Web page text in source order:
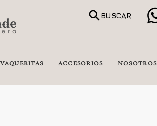
BUSCAR
VAQUERITAS ACCESORIOS NOSOTROS